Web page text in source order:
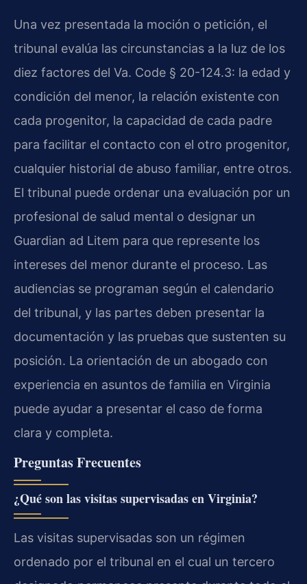
Una vez presentada la moción o petición, el
tribunal evalúa las circunstancias a la luz de los
diez factores del Va. Code § 20-124.3: la edad y
condición del menor, la relación existente con
cada progenitor, la capacidad de cada padre
para facilitar el contacto con el otro progenitor,
cualquier historial de abuso familiar, entre otros.
El tribunal puede ordenar una evaluación por un
profesional de salud mental o designar un
Guardian ad Litem para que represente los
intereses del menor durante el proceso. Las
audiencias se programan según el calendario
del tribunal, y las partes deben presentar la
documentación y las pruebas que sustenten su
posición. La orientación de un abogado con
experiencia en asuntos de familia en Virginia
puede ayudar a presentar el caso de forma
clara y completa.
Preguntas Frecuentes
¿Qué son las visitas supervisadas en Virginia?
Las visitas supervisadas son un régimen
ordenado por el tribunal en el cual un tercero